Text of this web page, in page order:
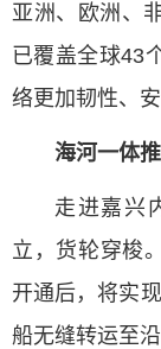
亚洲、欧洲、
已覆盖全球43
络更加韧性、
海河一体
走进嘉兴
立，货轮穿梭
开通后，将实
船无缝转运至沿